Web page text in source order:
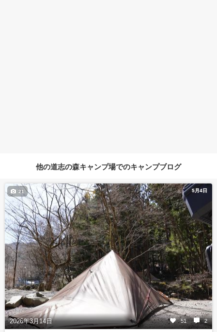
他の道志の森キャンプ場でのキャンプブログ
5月4日
2026年3月14日 51 2
21